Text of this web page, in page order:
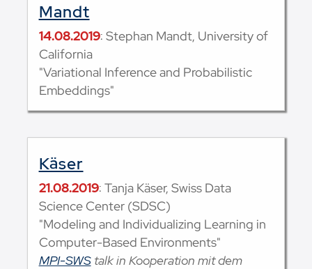
Mandt
14.08.2019: Stephan Mandt, University of
California
"Variational Inference and Probabilistic
Embeddings"
Käser
21.08.2019: Tanja Käser, Swiss Data
Science Center (SDSC)
"Modeling and Individualizing Learning in
Computer-Based Environments"
MPI-SWStalk in Kooperation mit dem